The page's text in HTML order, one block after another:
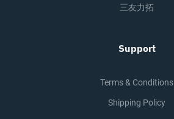
三友力拓
Support
Terms & Conditions
Shipping Policy